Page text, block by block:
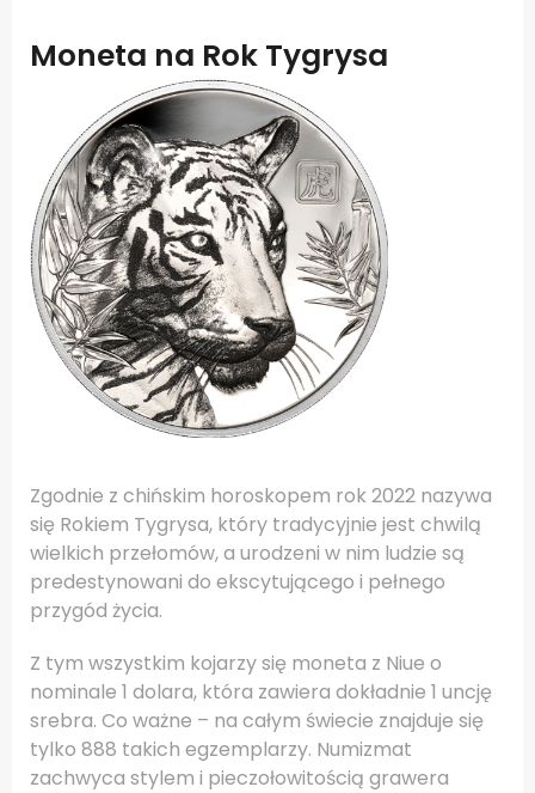
Moneta na Rok Tygrysa
Zgodnie z chińskim horoskopem rok 2022 nazywa
się Rokiem Tygrysa, który tradycyjnie jest chwilą
wielkich przełomów, a urodzeni w nim ludzie są
predestynowani do ekscytującego i pełnego
przygód życia.
Z tym wszystkim kojarzy się moneta z Niue o
nominale 1 dolara, która zawiera dokładnie 1 uncję
srebra. Co ważne – na całym świecie znajduje się
tylko 888 takich egzemplarzy. Numizmat
zachwyca stylem i pieczołowitością grawera